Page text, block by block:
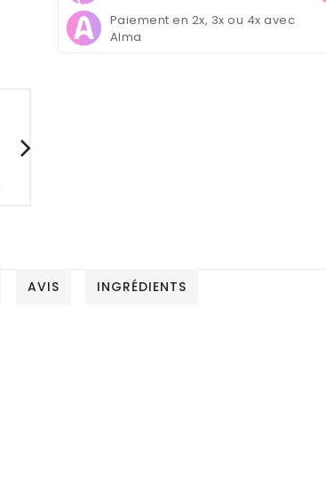
Grain
épais
épais
Paiement en 2x, 3x ou 4x avec
Alma
AVIS INGRÉDIENTS